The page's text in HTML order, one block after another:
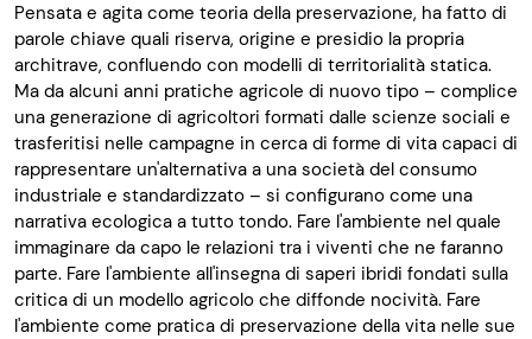
Pensata e agita come teoria della preservazione, ha fatto di
parole chiave quali riserva, origine e presidio la propria
architrave, confluendo con modelli di territorialità statica.
Ma da alcuni anni pratiche agricole di nuovo tipo – complice
una generazione di agricoltori formati dalle scienze sociali e
trasferitisi nelle campagne in cerca di forme di vita capaci di
rappresentare un'alternativa a una società del consumo
industriale e standardizzato – si configurano come una
narrativa ecologica a tutto tondo. Fare l'ambiente nel quale
immaginare da capo le relazioni tra i viventi che ne faranno
parte. Fare l'ambiente all'insegna di saperi ibridi fondati sulla
critica di un modello agricolo che diffonde nocività. Fare
l'ambiente come pratica di preservazione della vita nelle sue